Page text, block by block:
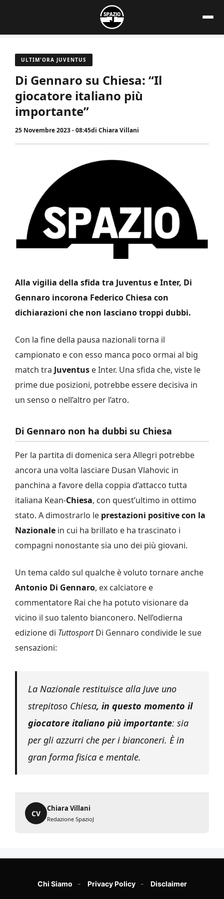
contenuto
ULTIM'ORA JUVENTUS
Di Gennaro su Chiesa: “Il
giocatore italiano più
importante”
25 Novembre 2023 - 08:45di Chiara Villani
Alla vigilia della sfida tra Juventus e Inter, Di
Gennaro incorona Federico Chiesa con
dichiarazioni che non lasciano troppi dubbi.
Con la fine della pausa nazionali torna il
campionato e con esso manca poco ormai al big
match tra Juventus e Inter. Una sfida che, viste le
prime due posizioni, potrebbe essere decisiva in
un senso o nell’altro per l’atro.
Di Gennaro non ha dubbi su Chiesa
Per la partita di domenica sera Allegri potrebbe
ancora una volta lasciare Dusan Vlahovic in
panchina a favore della coppia d’attacco tutta
italiana Kean-Chiesa, con quest’ultimo in ottimo
stato. A dimostrarlo le prestazioni positive con la
Nazionale in cui ha brillato e ha trascinato i
compagni nonostante sia uno dei più giovani.
Un tema caldo sul qualche è voluto tornare anche
Antonio Di Gennaro, ex calciatore e
commentatore Rai che ha potuto visionare da
vicino il suo talento bianconero. Nell’odierna
edizione di TuttosportDi Gennaro condivide le sue
sensazioni:
La Nazionale restituisce alla Juve uno
strepitoso Chiesa, in questo momento il
giocatore italiano più importante: sia
per gli azzurri che per i bianconeri. È in
gran forma fisica e mentale.
CV
Chiara Villani
Redazione SpazioJ
Chi Siamo Privacy Policy Disclaimer